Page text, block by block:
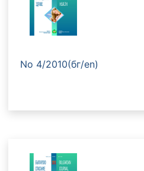
No 4/2010(бг/en)